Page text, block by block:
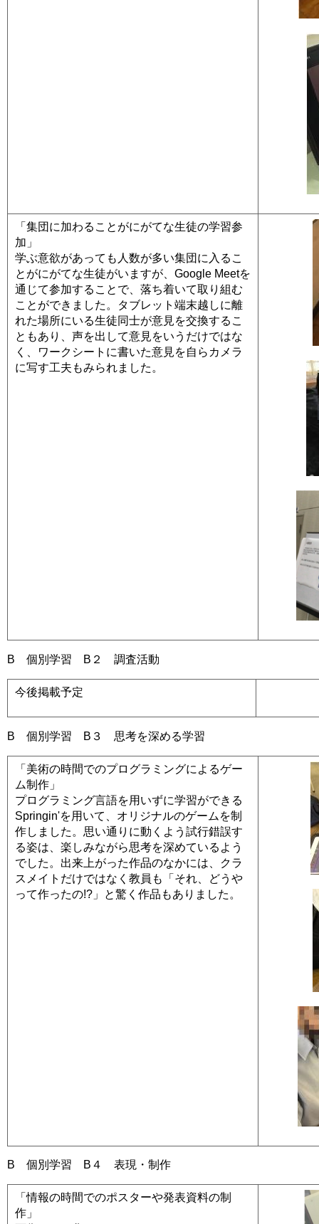
「集団に加わることがにがてな生徒の学習参
加」
学ぶ意欲があっても人数が多い集団に入るこ
とがにがてな生徒がいますが、Google Meetを
通じて参加することで、落ち着いて取り組む
ことができました。タブレット端末越しに離
れた場所にいる生徒同士が意見を交換するこ
ともあり、声を出して意見をいうだけではな
く、ワークシートに書いた意見を自らカメラ
に写す工夫もみられました。
B 個別学習 B２ 調査活動
今後掲載予定
B 個別学習 B３ 思考を深める学習
「美術の時間でのプログラミングによるゲー
ム制作」
プログラミング言語を用いずに学習ができる
Springin'を用いて、オリジナルのゲームを制
作しました。思い通りに動くよう試行錯誤す
る姿は、楽しみながら思考を深めているよう
でした。出来上がった作品のなかには、クラ
スメイトだけではなく教員も「それ、どうや
って作ったの!?」と驚く作品もありました。
B 個別学習 B４ 表現・制作
「情報の時間でのポスターや発表資料の制
作」